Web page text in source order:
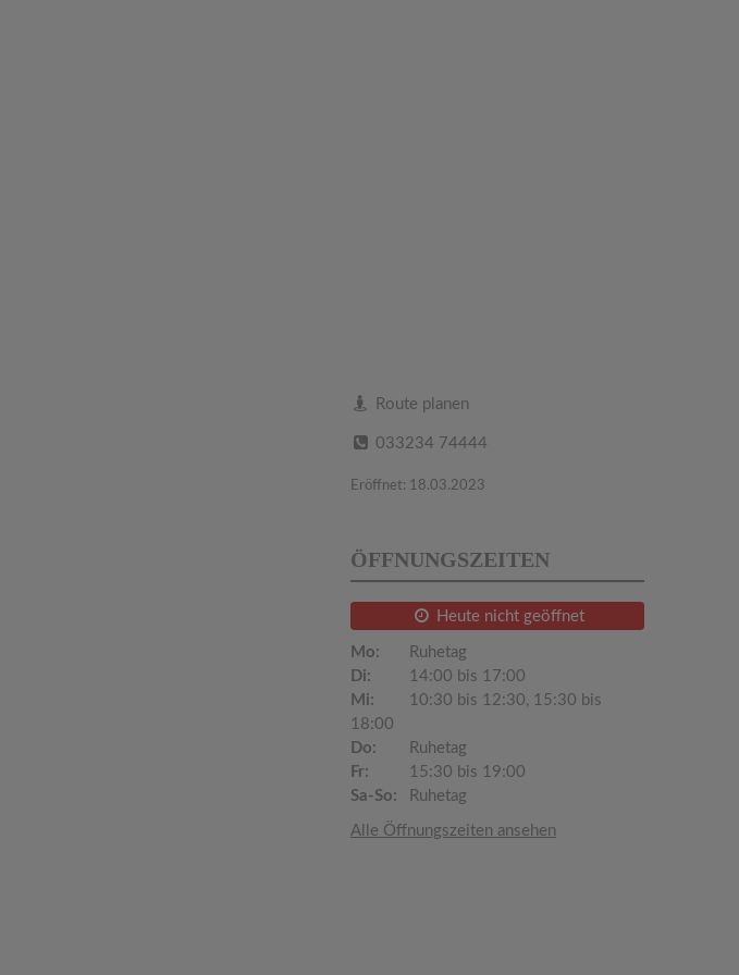
Route planen
033234 74444
Eröffnet: 18.03.2023
ÖFFNUNGSZEITEN
Heute nicht geöffnet
Mo:
Ruhetag
Di:
14:00 bis 17:00
Mi:
10:30 bis 12:30, 15:30 bis
18:00
Do:
Ruhetag
Fr:
15:30 bis 19:00
Sa-So:
Ruhetag
Alle Öffnungszeiten ansehen